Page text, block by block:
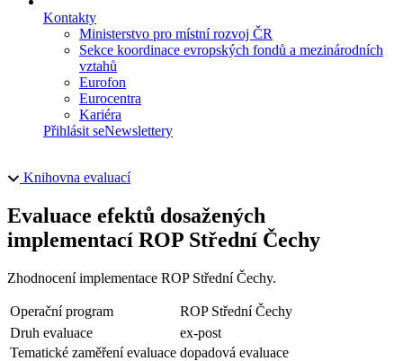
Kontakty
Ministerstvo pro místní rozvoj ČR
Sekce koordinace evropských fondů a mezinárodních
vztahů
Eurofon
Eurocentra
Kariéra
Přihlásit seNewslettery
Knihovna evaluací
Evaluace efektů dosažených
implementací ROP Střední Čechy
Zhodnocení implementace ROP Střední Čechy.
Operační program
ROP Střední Čechy
Druh evaluace
ex-post
Tematické zaměření evaluace dopadová evaluace